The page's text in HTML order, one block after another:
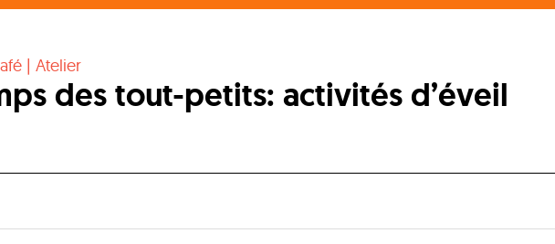
| Atelier
des tout-petits: activités d’éveil